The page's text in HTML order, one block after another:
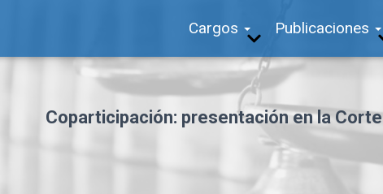
Cargos Publicaciones
Coparticipación: presentación en la Corte